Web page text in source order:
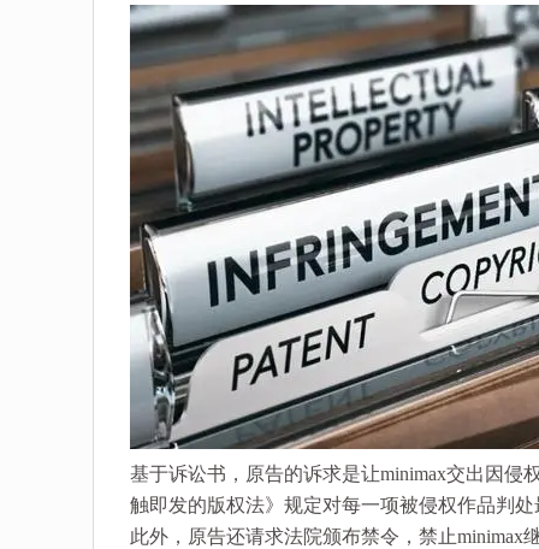
基于诉讼书，原告的诉求是让minimax交出因侵
触即发的版权法》规定对每一项被侵权作品判
此外，原告还请求法院颁布禁令，禁止minimax